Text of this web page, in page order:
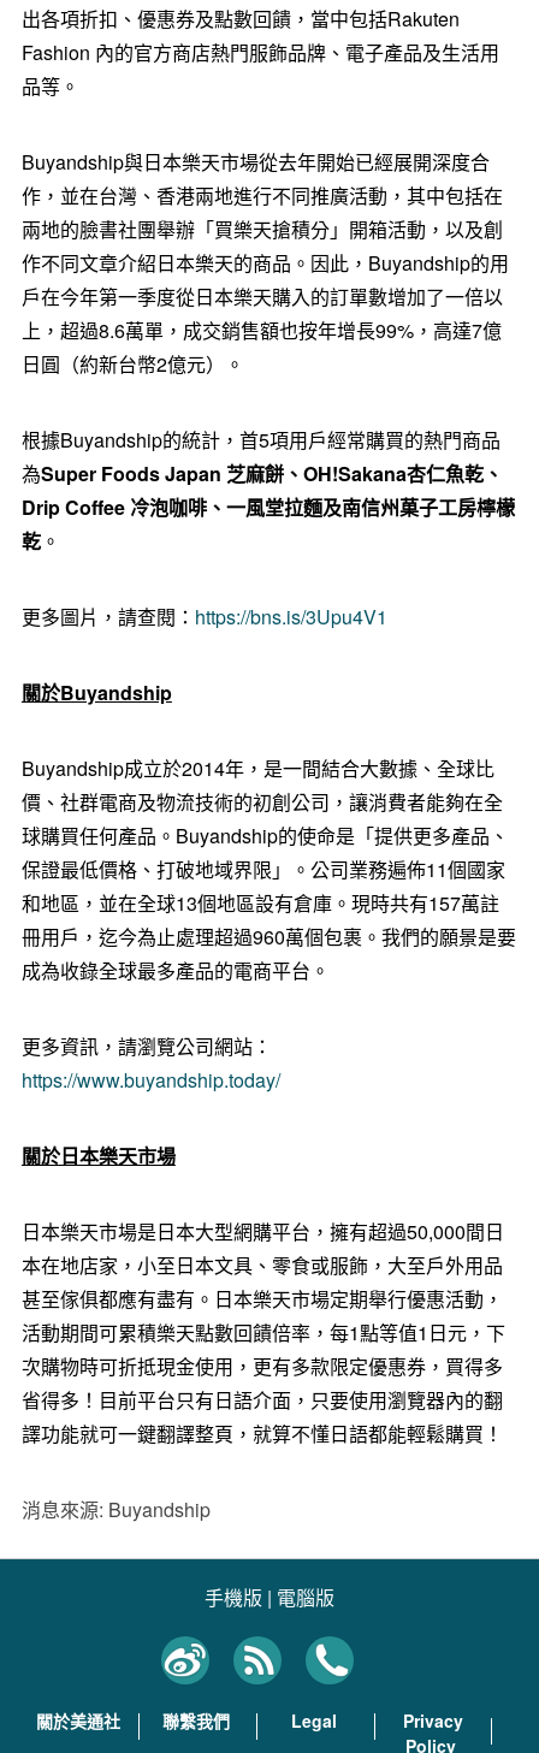
出各項折扣、優惠券及點數回饋，當中包括Rakuten
Fashion 內的官方商店熱門服飾品牌、電子產品及生活用
品等。
Buyandship與日本樂天市場從去年開始已經展開深度合
作，並在台灣、香港兩地進行不同推廣活動，其中包括在
兩地的臉書社團舉辦「買樂天搶積分」開箱活動，以及創
作不同文章介紹日本樂天的商品。因此，Buyandship的用
戶在今年第一季度從日本樂天購入的訂單數增加了一倍以
上，超過8.6萬單，成交銷售額也按年增長99%，高達7億
日圓（約新台幣2億元）。
根據Buyandship的統計，首5項用戶經常購買的熱門商品
為Super Foods Japan 芝麻餅、 OH!Sakana杏仁魚乾、
Drip Coffee 冷泡咖啡、一風堂拉麵及南信州菓子工房檸檬
乾。
更多圖片，請查閱： https://bns.is/3Upu4V1
關於Buyandship
Buyandship成立於2014年，是一間結合大數據、全球比
價、社群電商及物流技術的初創公司，讓消費者能夠在全
球購買任何產品。Buyandship的使命是「提供更多產品、
保證最低價格、打破地域界限」。公司業務遍佈11個國家
和地區，並在全球13個地區設有倉庫。現時共有157萬註
冊用戶，迄今為止處理超過960萬個包裹。我們的願景是要
成為收錄全球最多產品的電商平台。
更多資訊，請瀏覽公司網站：
https://www.buyandship.today/
關於日本樂天市場
日本樂天市場是日本大型網購平台，擁有超過50,000間日
本在地店家，小至日本文具、零食或服飾，大至戶外用品
甚至傢俱都應有盡有。日本樂天市場定期舉行優惠活動，
活動期間可累積樂天點數回饋倍率，每1點等值1日元，下
次購物時可折抵現金使用，更有多款限定優惠券，買得多
省得多！目前平台只有日語介面，只要使用瀏覽器內的翻
譯功能就可一鍵翻譯整頁，就算不懂日語都能輕鬆購買！
消息來源: Buyandship
手機版 | 電腦版
關於美通社 聯繫我們 Legal
Privacy
Policy